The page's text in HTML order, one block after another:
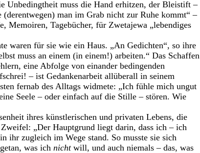
Unbedingtheit muss die Hand erhitzen, der Bleistift –
man im Grab nicht zur Ruhe kommt“ –
Memoiren, Tagebücher, für Zwetajewa „lebendiges
waren für sie wie ein Haus. „An Gedichten“, so ihre
muss an einem (in einem!) arbeiten.“ Das Schaffen
eine Abfolge von einander bedingenden
– ist Gedankenarbeit allüberall in seinem
fernab des Alltags widmete: „Ich fühle mich ungut
Seele – oder einfach auf die Stille – stören. Wie
ihres künstlerischen und privaten Lebens, die
„Der Hauptgrund liegt darin, dass ich – ich
ihr zugleich im Wege stand. So musste sie sich
was ich nichtwill, und auch niemals – das, was